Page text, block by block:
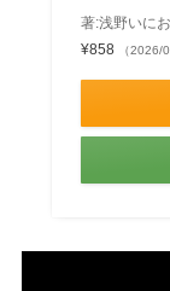
著:浅野いにお
¥858
（2026/